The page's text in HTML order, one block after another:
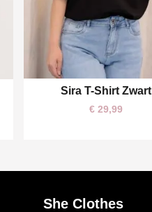
One size
Sira T-Shirt Zwart
€ 29,99
She Clothes